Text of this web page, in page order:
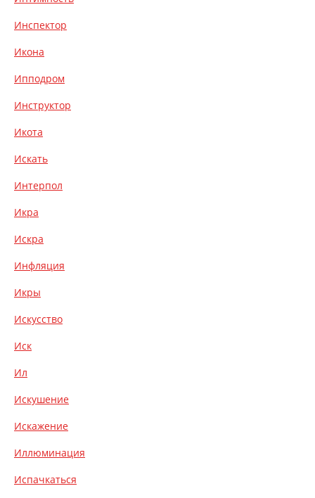
Инспектор
Икона
Ипподром
Инструктор
Икота
Искать
Интерпол
Икра
Искра
Инфляция
Икры
Искусство
Иск
Ил
Искушение
Искажение
Иллюминация
Испачкаться